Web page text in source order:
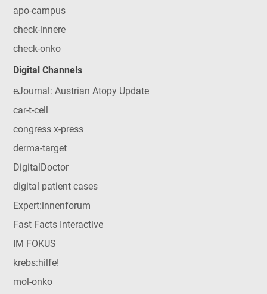
apo-campus
check-innere
check-onko
Digital Channels
eJournal: Austrian Atopy Update
car-t-cell
congress x-press
derma-target
DigitalDoctor
digital patient cases
Expert:innenforum
Fast Facts Interactive
IM FOKUS
krebs:hilfe!
mol-onko